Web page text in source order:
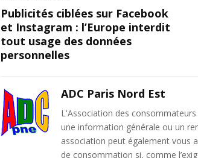
Publicités ciblées sur Facebook
et Instagram : l’Europe interdit
tout usage des données
personnelles
ADC Paris Nord Est
L'Association des
une information générale ou un
association peut également vous
de consommation si, comme